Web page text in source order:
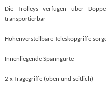
Die Trolleys verfügen über
transportierbar
Höhenverstellbare Teleskopgriffe
Innenliegende Spanngurte
2 x Tragegriffe (oben und seitlich)